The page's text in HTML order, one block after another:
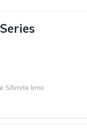
S/limite kms